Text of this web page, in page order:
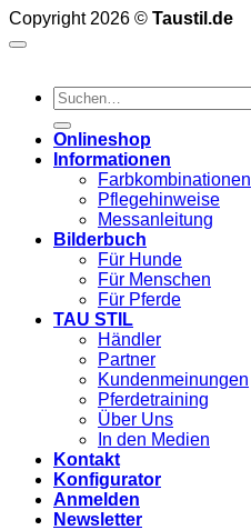
Copyright 2026 © Taustil.de
Suchen
nach:
Onlineshop
Informationen
Farbkombinationen
Pflegehinweise
Messanleitung
Bilderbuch
Für Hunde
Für Menschen
Für Pferde
TAU STIL
Händler
Partner
Kundenmeinungen
Pferdetraining
Über Uns
In den Medien
Kontakt
Konfigurator
Anmelden
Newsletter